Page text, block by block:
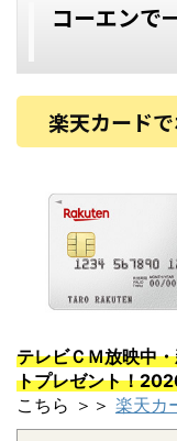
コーエンで
楽天カード
テレビＣＭ放映中
トプレゼント！
こちら ＞＞ 楽天カ